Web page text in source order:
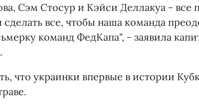
Сэм Стосур и Кэйси Деллакуа -
все, чтобы наша команда
команд ФедКапа", - заявила
что украинки впервые в истории